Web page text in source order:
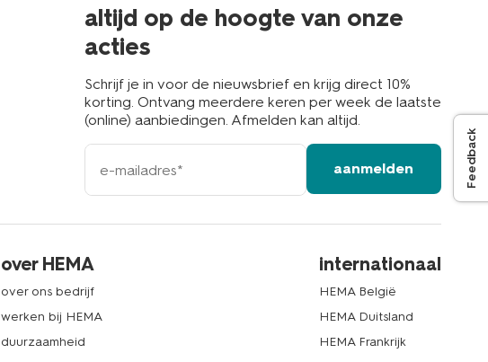
altijd op de hoogte van onze
acties
Schrijf je in voor de nieuwsbrief en krijg direct 10%
korting. Ontvang meerdere keren per week de laatste
(online) aanbiedingen. Afmelden kan altijd.
e-
mailadres
aanmelden
over HEMA
over ons bedrijf
werken bij HEMA
duurzaamheid
internationaal
HEMA België
HEMA Duitsland
HEMA Frankrijk
Feedback